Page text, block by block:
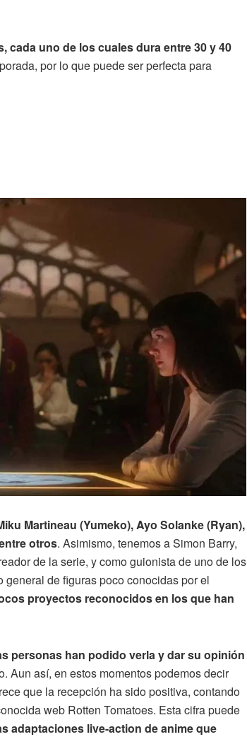
cada uno de los cuales dura entre 30 y 40
por lo que puede ser perfecta para
Martineau (Yumeko), Ayo Solanke (Ryan),
otros. Asimismo, tenemos a Simon Barry,
de la serie, y como guionista de uno de los
de figuras poco conocidas por el
proyectos reconocidos en los que han
personas han podido verla y dar su opinión
Aun así, en estos momentos podemos decir
que la recepción ha sido positiva, contando
web Rotten Tomatoes. Esta cifra puede
adaptaciones live-action de anime que